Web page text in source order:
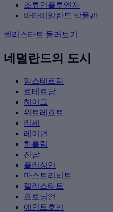
조류인플루엔자
바타비알란드 박물관
렐리스타트 둘러보기
네덜란드의 도시
암스테르담
로테르담
헤이그
위트레흐트
리세
레이던
하를럼
잔담
플리싱언
마스트리히트
렐리스타트
흐로닝언
에인트호번